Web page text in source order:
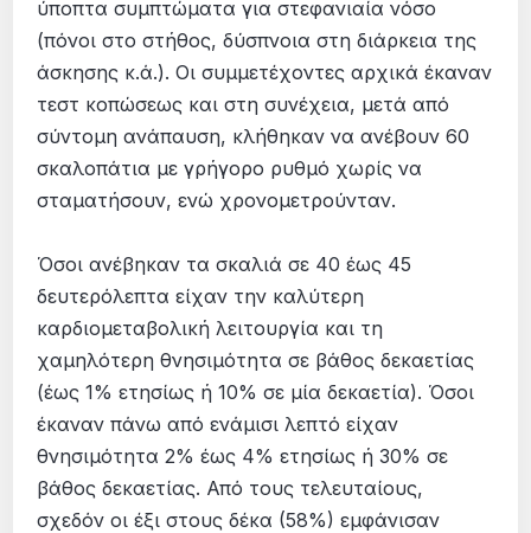
ύποπτα συμπτώματα για στεφανιαία νόσο
(πόνοι στο στήθος, δύσπνοια στη διάρκεια της
άσκησης κ.ά.). Οι συμμετέχοντες αρχικά έκαναν
τεστ κοπώσεως και στη συνέχεια, μετά από
σύντομη ανάπαυση, κλήθηκαν να ανέβουν 60
σκαλοπάτια με γρήγορο ρυθμό χωρίς να
σταματήσουν, ενώ χρονομετρούνταν.
Όσοι ανέβηκαν τα σκαλιά σε 40 έως 45
δευτερόλεπτα είχαν την καλύτερη
καρδιομεταβολική λειτουργία και τη
χαμηλότερη θνησιμότητα σε βάθος δεκαετίας
(έως 1% ετησίως ή 10% σε μία δεκαετία). Όσοι
έκαναν πάνω από ενάμισι λεπτό είχαν
θνησιμότητα 2% έως 4% ετησίως ή 30% σε
βάθος δεκαετίας. Από τους τελευταίους,
σχεδόν οι έξι στους δέκα (58%) εμφάνισαν